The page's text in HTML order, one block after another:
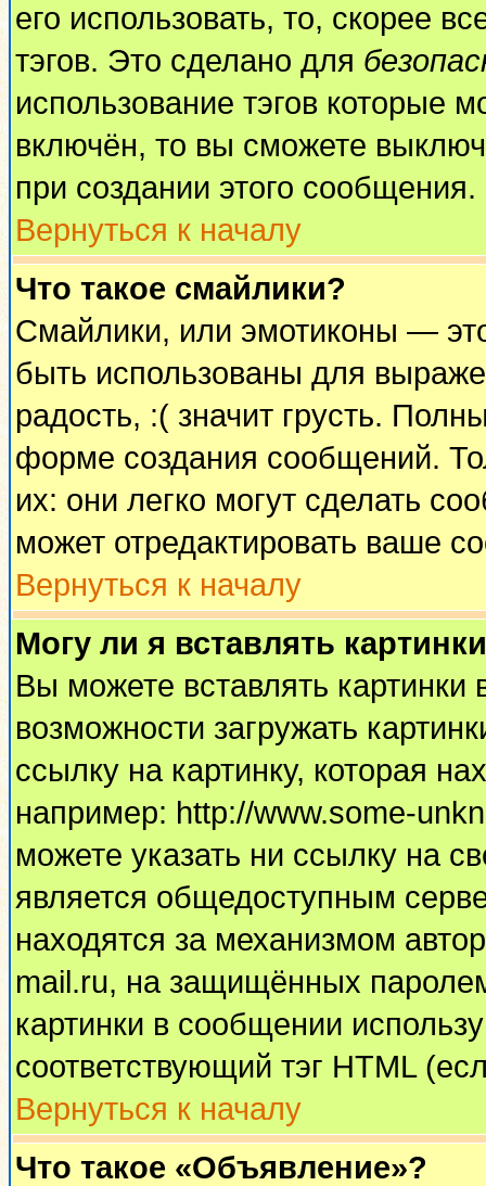
его использовать, то, скорее
тэгов. Это сделано для
использование тэгов которые
включён, то вы сможете
при создании этого сообщения.
Вернуться к началу
Что такое смайлики?
Смайлики, или эмотиконы —
быть использованы для
радость, :( значит грусть.
форме создания сообщений.
их: они легко могут сделать
может отредактировать ваше
Вернуться к началу
Могу ли я вставлять
Вы можете вставлять
возможности загружать
ссылку на картинку, которая
например: http://www.some-
можете указать ни ссылку на
является общедоступным
находятся за механизмом
mail.ru, на защищённых
картинки в сообщении
соответствующий тэг HTML
Вернуться к началу
Что такое «Объявление»?